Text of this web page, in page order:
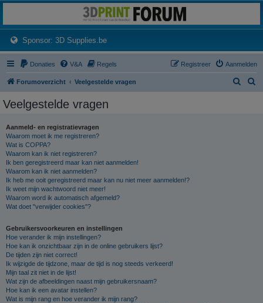
Het 3D print forum van de Benelux na de sluiting van 3dprintforum.nl
Sponsor: 3D Supplies.be(Opens a new tab)
Donaties V&A Regels Aanmelden
Registreer
Forumoverzicht Veelgestelde vragen
Veelgestelde vragen
Aanmeld- en registratievragen
Waarom moet ik me registreren?
Wat is COPPA?
Waarom kan ik niet registreren?
Ik ben geregistreerd maar kan niet aanmelden!
Waarom kan ik niet aanmelden?
Ik heb me ooit geregistreerd maar kan nu niet meer aanmelden!?
Ik weet mijn wachtwoord niet meer!
Waarom word ik automatisch afgemeld?
Wat doet "verwijder cookies"?
Gebruikersvoorkeuren en instellingen
Hoe verander ik mijn instellingen?
Hoe kan ik onzichtbaar zijn in de online gebruikers lijst?
De tijden zijn niet correct!
Ik wijzigde de tijdzone, maar de tijd is nog steeds verkeerd!
Mijn taal zit niet in de lijst!
Wat zijn de afbeeldingen naast mijn gebruikersnaam?
Hoe kan ik een avatar instellen?
Wat is mijn rang en hoe verander ik mijn rang?